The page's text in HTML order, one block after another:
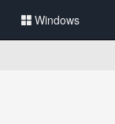
Windows